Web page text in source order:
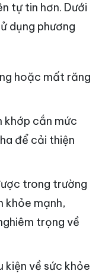
tự tin hơn. Dưới
dụng phương
hoặc mất răng
khớp cắn mức
để cải thiện
trong trường
khỏe mạnh,
trọng về
kiện về sức khỏe